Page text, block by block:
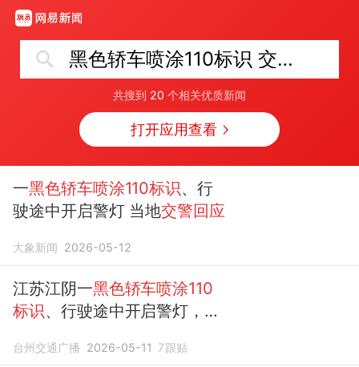
黑色轿车喷涂110标识 交警回应
共搜到 20 个相关优质新闻
打开应用查看
一黑色轿车喷涂110标识、行
驶途中开启警灯 当地交警回应
大象新闻 2026-05-12
江苏江阴一黑色轿车喷涂110
标识、行驶途中开启警灯，且
警：系救援车辆，正在进一步
台州交通广播 2026-05-11 7跟贴